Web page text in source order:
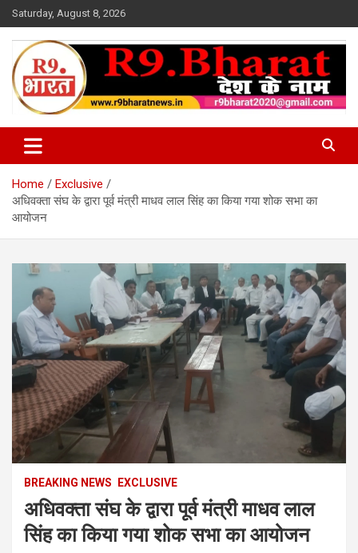
Skip
to
content
Saturday, August 8, 2026
R9 Bharat News
Home
Exclusive
अधिवक्ता संघ के द्वारा पूर्व मंत्री माधव लाल सिंह का किया गया शोक सभा का
आयोजन
BREAKING NEWS EXCLUSIVE
अधिवक्ता संघ के द्वारा पूर्व मंत्री माधव लाल
सिंह का किया गया शोक सभा का आयोजन